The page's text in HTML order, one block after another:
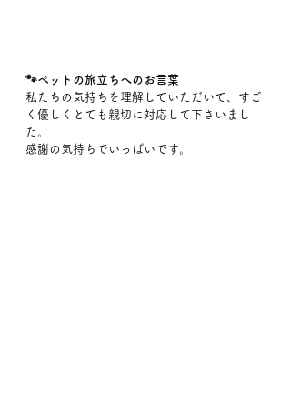
🐾ペットの旅立ちへのお言葉
私たちの気持ちを理解していただいて、すご
く優しくとても親切に対応して下さいまし
た。
感謝の気持ちでいっぱいです。